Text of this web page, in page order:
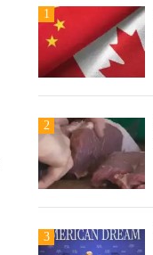
1
2
3